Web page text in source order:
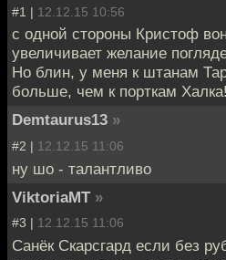
#1 | 12.12.15 10:56
с одной стороны Кристоф
увеличивает желание
Но блин, у меня к штанам
больше, чем к порткам
Demtaurus13 »
#2 | 12.12.15 11:06
ну шо - талантливо
ViktoriaMT »
#3 | 12.12.15 11:06
Санёк Скарсгард если без